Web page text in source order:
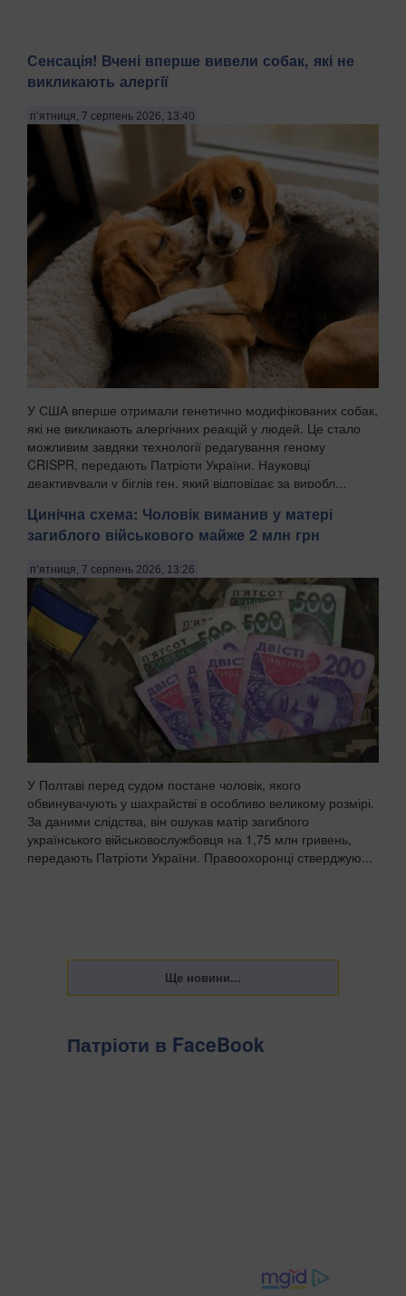
Сенсація! Вчені вперше вивели собак, які не
викликають алергії
п’ятниця, 7 серпень 2026, 13:40
У США вперше отримали генетично модифікованих собак,
які не викликають алергічних реакцій у людей. Це стало
можливим завдяки технології редагування геному
CRISPR, передають Патріоти України. Науковці
деактивували у біглів ген, який відповідає за виробл...
Цинічна схема: Чоловік виманив у матері
загиблого військового майже 2 млн грн
п’ятниця, 7 серпень 2026, 13:26
У Полтаві перед судом постане чоловік, якого
обвинувачують у шахрайстві в особливо великому розмірі.
За даними слідства, він ошукав матір загиблого
українського військовослужбовця на 1,75 млн гривень,
передають Патріоти України. Правоохоронці стверджую...
Патріоти в FaceBook